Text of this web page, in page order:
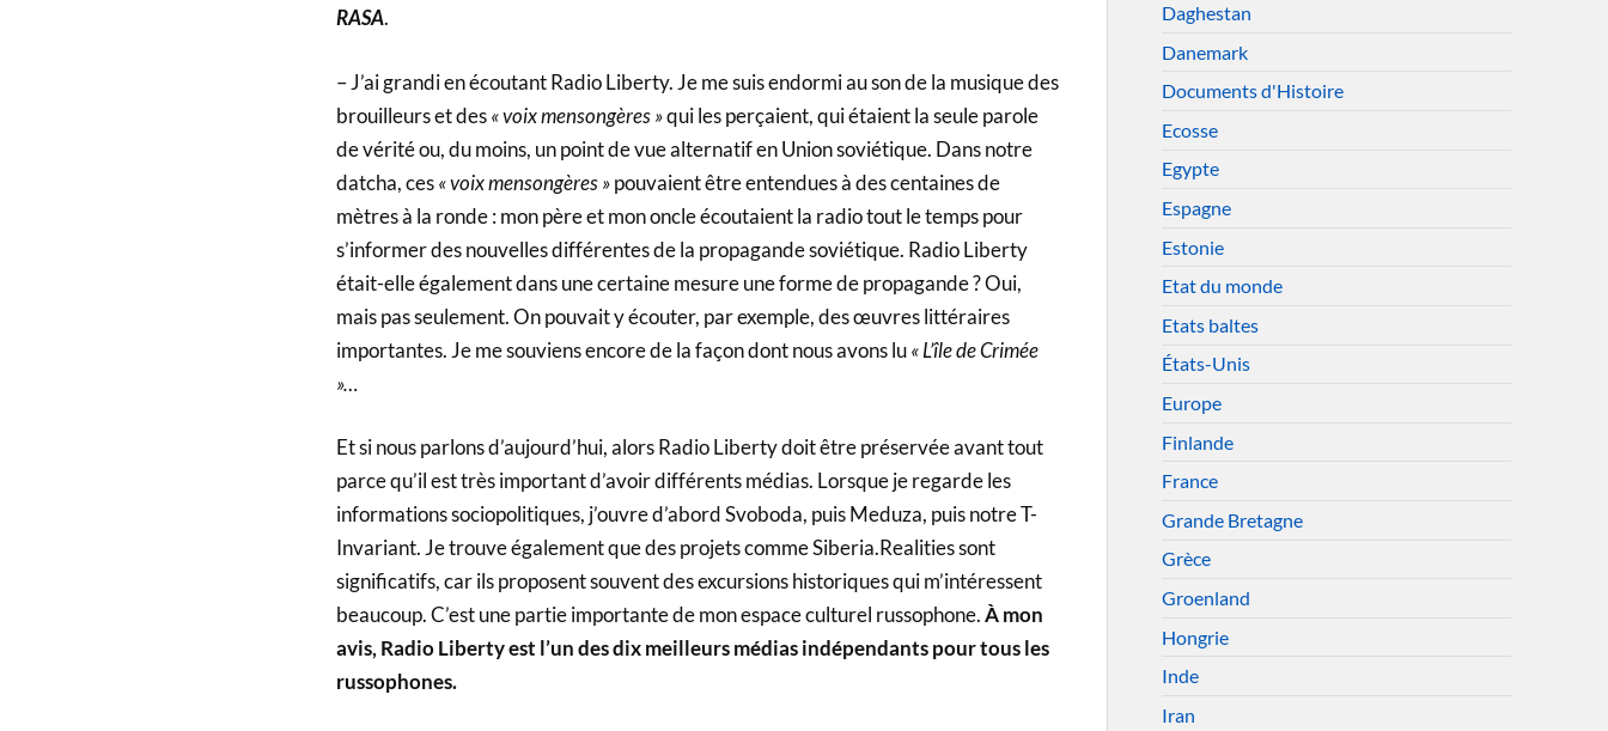
RASA.
– J’ai grandi en écoutant Radio Liberty. Je me suis endormi au son de la musique des
brouilleurs et des« voix mensongères »qui les perçaient, qui étaient la seule parole
de vérité ou, du moins, un point de vue alternatif en Union soviétique. Dans notre
datcha, ces« voix mensongères »pouvaient être entendues à des centaines de
mètres à la ronde : mon père et mon oncle écoutaient la radio tout le temps pour
s’informer des nouvelles différentes de la propagande soviétique. Radio Liberty
était-elle également dans une certaine mesure une forme de propagande ? Oui,
mais pas seulement. On pouvait y écouter, par exemple, des œuvres littéraires
importantes. Je me souviens encore de la façon dont nous avons lu« L’île de Crimée
»…
Et si nous parlons d’aujourd’hui, alors Radio Liberty doit être préservée avant tout
parce qu’il est très important d’avoir différents médias. Lorsque je regarde les
informations sociopolitiques, j’ouvre d’abord Svoboda, puis Meduza, puis notre T-
Invariant. Je trouve également que des projets comme Siberia.Realities sont
significatifs, car ils proposent souvent des excursions historiques qui m’intéressent
beaucoup. C’est une partie importante de mon espace culturel russophone.À mon
avis, Radio Liberty est l’un des dix meilleurs médias indépendants pour tous les
russophones.
Daghestan
Danemark
Documents d'Histoire
Ecosse
Egypte
Espagne
Estonie
Etat du monde
Etats baltes
États-Unis
Europe
Finlande
France
Grande Bretagne
Grèce
Groenland
Hongrie
Inde
Iran